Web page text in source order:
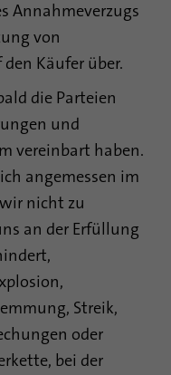
Annahmeverzugs
von
Käufer über.
die Parteien
und
vereinbart haben.
angemessen im
nicht zu
an der Erfüllung
Streik,
oder
bei der